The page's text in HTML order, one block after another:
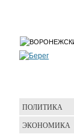
ПОЛИТИКА
ЭКОНОМИКА